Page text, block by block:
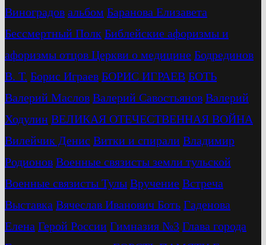
Виноградов альбом Баранова Елизавета
Бессмертный Полк Библейские афоризмы и
афоризмы отцов Церкви о медицине Бодрединов
В. Т. Бориc Играев БОРИС ИГРАЕВ БОТЬ
Валерий Маслов Валерий Савостьянов Валерий
Ходулин ВЕЛИКАЯ ОТЕЧЕСТВЕННАЯ ВОЙНА
Вилейчик Денис Витки и спирали Владимир
Родионов Военные связисты земли тульской
Военные связисты Тулы Вручение Встреча
Выставка Вячеслав Иванович Боть Гаденова
Елена Герой России Гимназия №3 Глава города